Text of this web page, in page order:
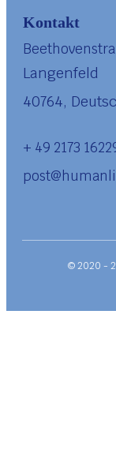
Kontakt
Langenfeld
40764,
+ 49 2173
© 2020 -